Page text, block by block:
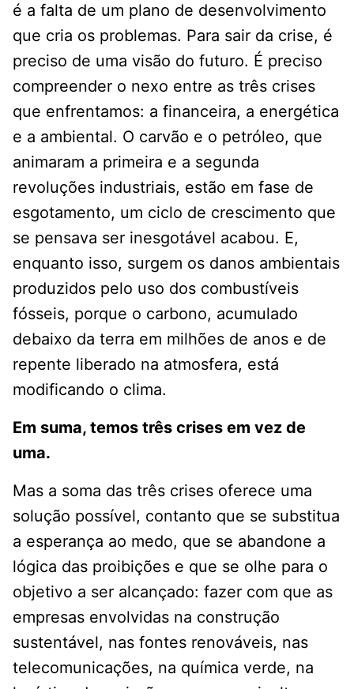
é a falta de um plano de desenvolvimento
que cria os problemas. Para sair da crise, é
preciso de uma visão do futuro. É preciso
compreender o nexo entre as três crises
que enfrentamos: a financeira, a energética
e a ambiental. O carvão e o petróleo, que
animaram a primeira e a segunda
revoluções industriais, estão em fase de
esgotamento, um ciclo de crescimento que
se pensava ser inesgotável acabou. E,
enquanto isso, surgem os danos ambientais
produzidos pelo uso dos combustíveis
fósseis, porque o carbono, acumulado
debaixo da terra em milhões de anos e de
repente liberado na atmosfera, está
modificando o clima.
Em suma, temos três crises em vez de
uma.
Mas a soma das três crises oferece uma
solução possível, contanto que se substitua
a esperança ao medo, que se abandone a
lógica das proibições e que se olhe para o
objetivo a ser alcançado: fazer com que as
empresas envolvidas na construção
sustentável, nas fontes renováveis, nas
telecomunicações, na química verde, na